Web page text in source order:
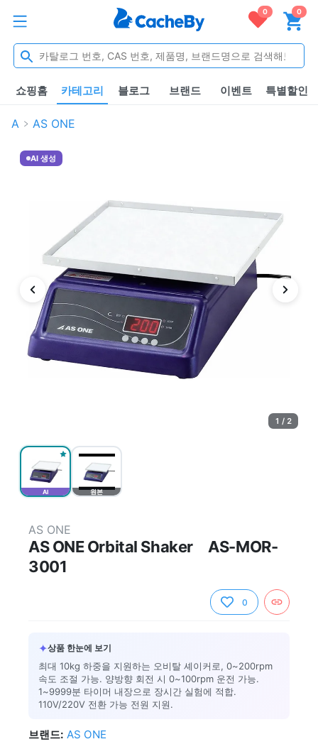
0 0
쇼핑홈 카테고리 블로그 브랜드 이벤트 특별할인
A AS ONE
AI 원본
AI 생성
1 / 2
AS ONE
AS ONE Orbital Shaker AS-MOR-
3001
0
✦상품 한눈에 보기
최대 10kg 하중을 지원하는 오비탈 셰이커로, 0~200rpm
속도 조절 가능. 양방향 회전 시 0~100rpm 운전 가능.
1~9999분 타이머 내장으로 장시간 실험에 적합.
110V/220V 전환 가능 전원 지원.
브랜드: AS ONE